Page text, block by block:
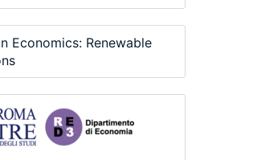
Economics: Renewable